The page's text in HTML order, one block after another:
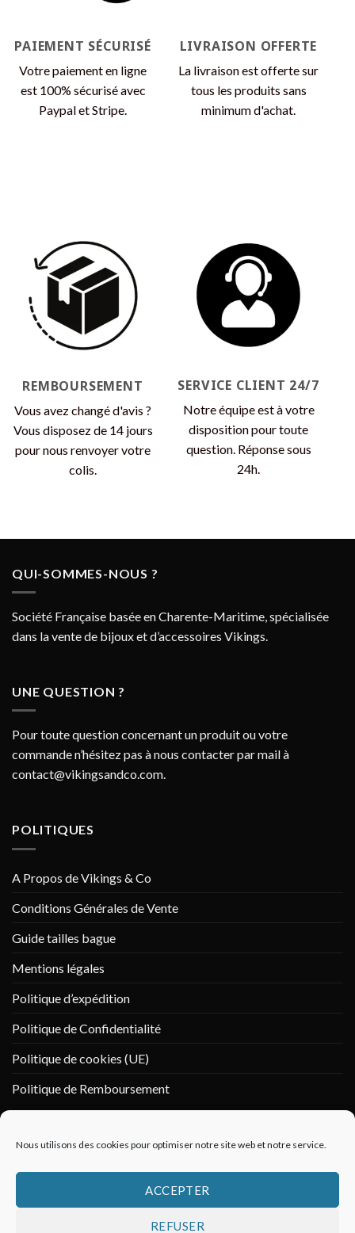
Nous utilisons des cookies pour optimiser notre site web et notre service.
ACCEPTER
REFUSER
du
produit
du
produit
PAIEMENT SÉCURISÉ
Votre paiement en ligne
est 100% sécurisé avec
Paypal et Stripe.
LIVRAISON OFFERTE
La livraison est offerte sur
tous les produits sans
minimum d'achat.
REMBOURSEMENT
Vous avez changé d'avis ?
Vous disposez de 14 jours
pour nous renvoyer votre
colis.
SERVICE CLIENT 24/7
Notre équipe est à votre
disposition pour toute
question. Réponse sous
24h.
QUI-SOMMES-NOUS ?
Société Française basée en Charente-Maritime, spécialisée
dans la vente de bijoux et d’accessoires Vikings.
UNE QUESTION ?
Pour toute question concernant un produit ou votre
commande n’hésitez pas à nous contacter par mail à
contact@vikingsandco.com.
POLITIQUES
A Propos de Vikings & Co
Conditions Générales de Vente
Guide tailles bague
Mentions légales
Politique d’expédition
Politique de Confidentialité
Politique de cookies (UE)
Politique de Remboursement